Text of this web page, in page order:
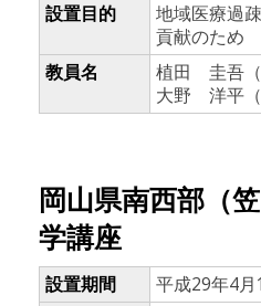
設置目的
地域医療過
貢献のため
教員名
植田 圭吾（
大野 洋平（
岡山県南西部（
学講座
設置期間
平成29年4